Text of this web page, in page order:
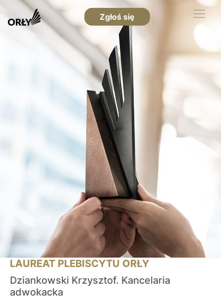
Zgłoś się
LAUREAT PLEBISCYTU ORŁY
Dziankowski Krzysztof. Kancelaria
adwokacka